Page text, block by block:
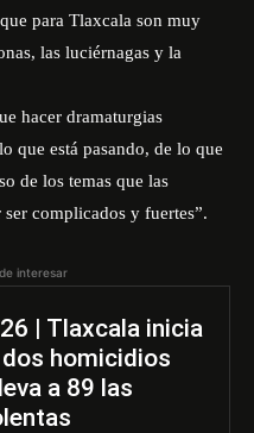
para Tlaxcala son muy
las luciérnagas y la
hacer dramaturgias
que está pasando, de lo que
de los temas que las
complicados y fuertes”.
interesar
| Tlaxcala inicia
homicidios
a 89 las